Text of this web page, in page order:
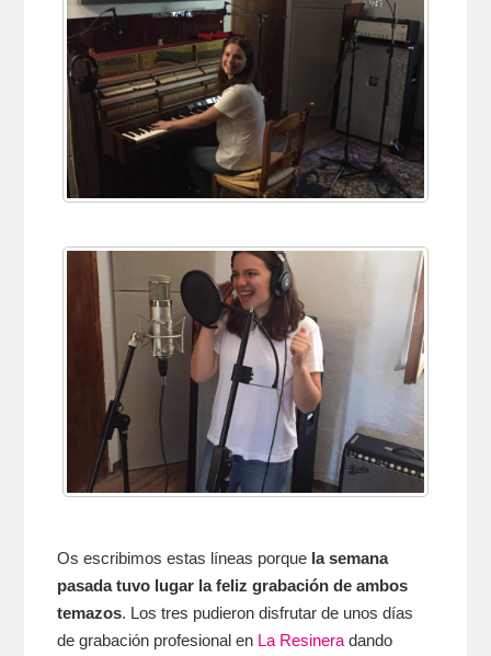
Os escribimos estas líneas porque la semana
pasada tuvo lugar la feliz grabación de ambos
temazos. Los tres pudieron disfrutar de unos días
de grabación profesional en La Resinera dando